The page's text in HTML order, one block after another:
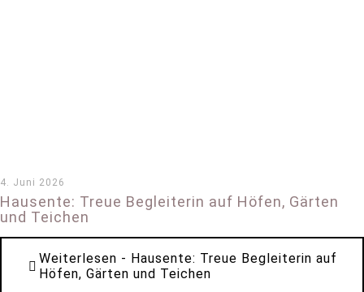
4. Juni 2026
Hausente: Treue Begleiterin auf Höfen, Gärten
und Teichen
Weiterlesen - Hausente: Treue Begleiterin auf
Höfen, Gärten und Teichen